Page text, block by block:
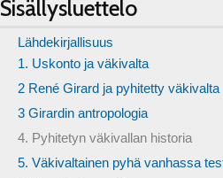
Sisällysluettelo
Lähdekirjallisuus
1. Uskonto ja väkivalta
2 René Girard ja pyhitetty väkivalta
3 Girardin antropologia
4. Pyhitetyn väkivallan historia
5. Väkivaltainen pyhä vanhassa